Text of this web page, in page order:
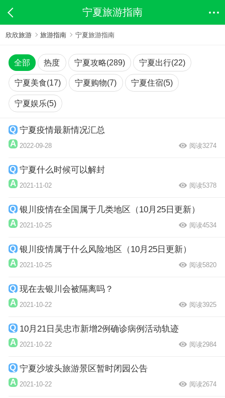
宁夏旅游指南
欣欣旅游 旅游指南 宁夏旅游指南
全部 热度 宁夏攻略(289) 宁夏出行(22)
宁夏美食(17) 宁夏购物(7) 宁夏住宿(5)
宁夏娱乐(5)
宁夏疫情最新情况汇总
2022-09-28 阅读3274
宁夏什么时候可以解封
2021-11-02 阅读5378
银川疫情在全国属于几类地区（10月25日更新）
2021-10-25 阅读4534
银川疫情属于什么风险地区（10月25日更新）
2021-10-25 阅读5820
现在去银川会被隔离吗？
2021-10-22 阅读3925
10月21日吴忠市新增2例确诊病例活动轨迹
2021-10-22 阅读2984
宁夏沙坡头旅游景区暂时闭园公告
2021-10-22 阅读2674